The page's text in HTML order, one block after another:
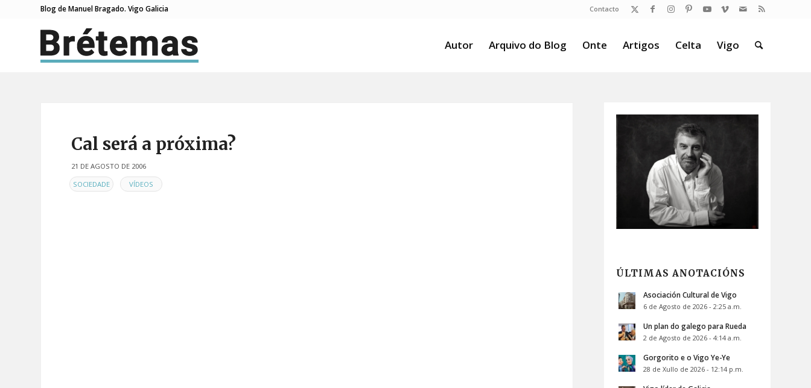
Contacto
Blog de Manuel Bragado. Vigo Galicia
Autor Arquivo do Blog Onte Artigos Celta Vigo
Cal será a próxima?
21 DE AGOSTO DE 2006
ENSOCIEDADE VÍDEOS
ÚLTIMAS ANOTACIÓNS
Asociación Cultural de Vigo
6 de Agosto de 2026 - 2:25 a.m.
Un plan do galego para Rueda
2 de Agosto de 2026 - 4:14 a.m.
Gorgorito e o Vigo Ye-Ye
28 de Xullo de 2026 - 12:14 p.m.